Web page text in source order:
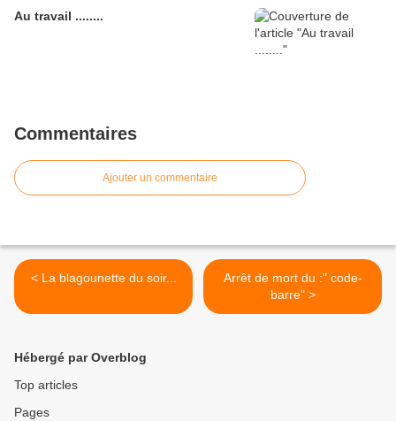
Au travail ........
Commentaires
Ajouter un commentaire
< La blagounette du soir...
Arrêt de mort du :" code-
barre" >
Hébergé par Overblog
Top articles
Pages